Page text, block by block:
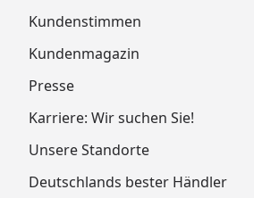
Kundenstimmen
Kundenmagazin
Presse
Karriere: Wir suchen Sie!
Unsere Standorte
Deutschlands bester Händler